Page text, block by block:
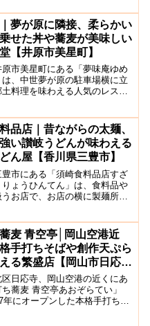
列ができます。注文は、お好
て、揚げや揚げ...
夢が原に隣接、柔らかい
せた丼や蕎麦が美味しい
【井原市美星町】
原市美星町にある「夢味庵ゆめ
、中世夢が原の駐車場横に立
料理を味わえる人気のレスト
取材に訪れたことがありま
夢が原をイメージ...
品店｜昔ながらの太麺、
い讃岐うどんが味わえる
ん屋【香川県三豊市】
市にある「須崎食料品店すざ
りょうひんてん」は、食料品や
お店で、お店の横に製麺所が
世界一美味しいうどんとも称
どの有名店です。...
麦 青空亭│岡山空港近
手打ちそばや創作天ぷら
る繁盛店【岡山市日応
区日応寺、岡山空港の近くにあ
蕎麦 青空亭あおぞらてい」
年にオープンした本格手打ちそ